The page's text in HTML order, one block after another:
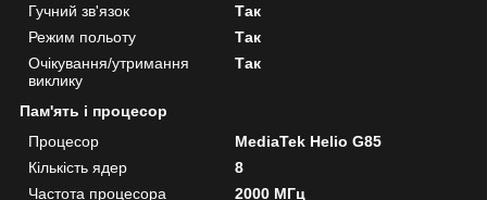
Гучний зв'язок
Так
Режим польоту
Так
Очікування/утримання
виклику
Так
Пам'ять і процесор
Процесор
MediaTek Helio G85
Кількість ядер
8
Частота процесора
2000 МГц